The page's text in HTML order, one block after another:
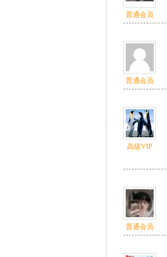
普通会员
普通会员
高级VIP
普通会员